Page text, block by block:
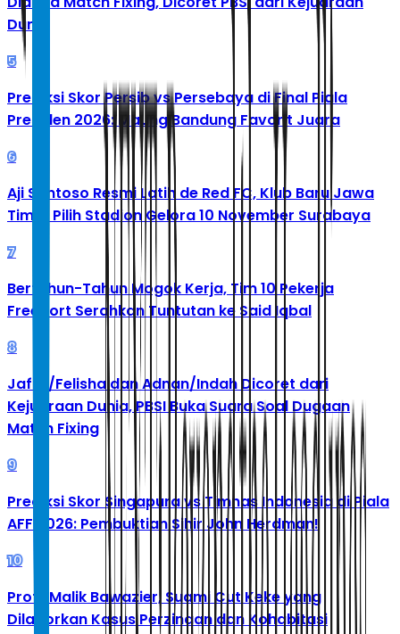
Dunia
5
Prediksi Skor Persib vs Persebaya di Final Piala
Presiden 2026: Maung Bandung Favorit Juara
6
Aji Santoso Resmi Latih de Red FC, Klub Baru Jawa
Timur Pilih Stadion Gelora 10 November Surabaya
7
Bertahun-Tahun Mogok Kerja, Tim 10 Pekerja
Freeport Serahkan Tuntutan ke Said Iqbal
8
Jafar/Felisha dan Adnan/Indah Dicoret dari
Kejuaraan Dunia, PBSI Buka Suara Soal Dugaan
Match Fixing
9
Prediksi Skor Singapura vs Timnas Indonesia di Piala
AFF 2026: Pembuktian Sihir John Herdman!
10
Profil Malik Bawazier, Suami Cut Keke yang
Dilaporkan Kasus Perzinaan dan Kohabitasi